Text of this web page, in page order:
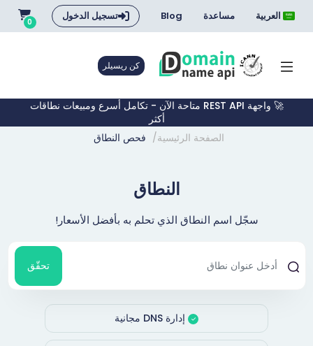
العربية مساعدة Blog تسجيل الدخول 0
كن ريسيلر
🚀 واجهة REST API متاحة الآن - تكامل أسرع ومبيعات نطاقات
أكثر
الصفحة الرئيسية
فحص النطاق
النطاق
سجّل اسم النطاق الذي تحلم به بأفضل الأسعار!
تحقّق
إدارة DNS مجانية